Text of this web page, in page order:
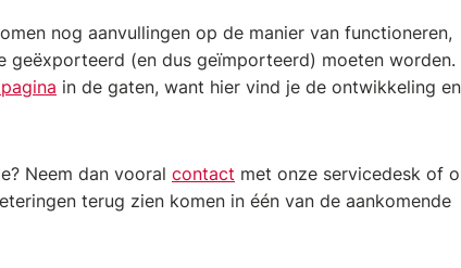
nog aanvullingen op de manier van functioneren,
geëxporteerd (en dus geïmporteerd) moeten worden.
in de gaten, want hier vind je de ontwikkeling en
Neem dan vooral contact met onze servicedesk of
terug zien komen in één van de aankomende